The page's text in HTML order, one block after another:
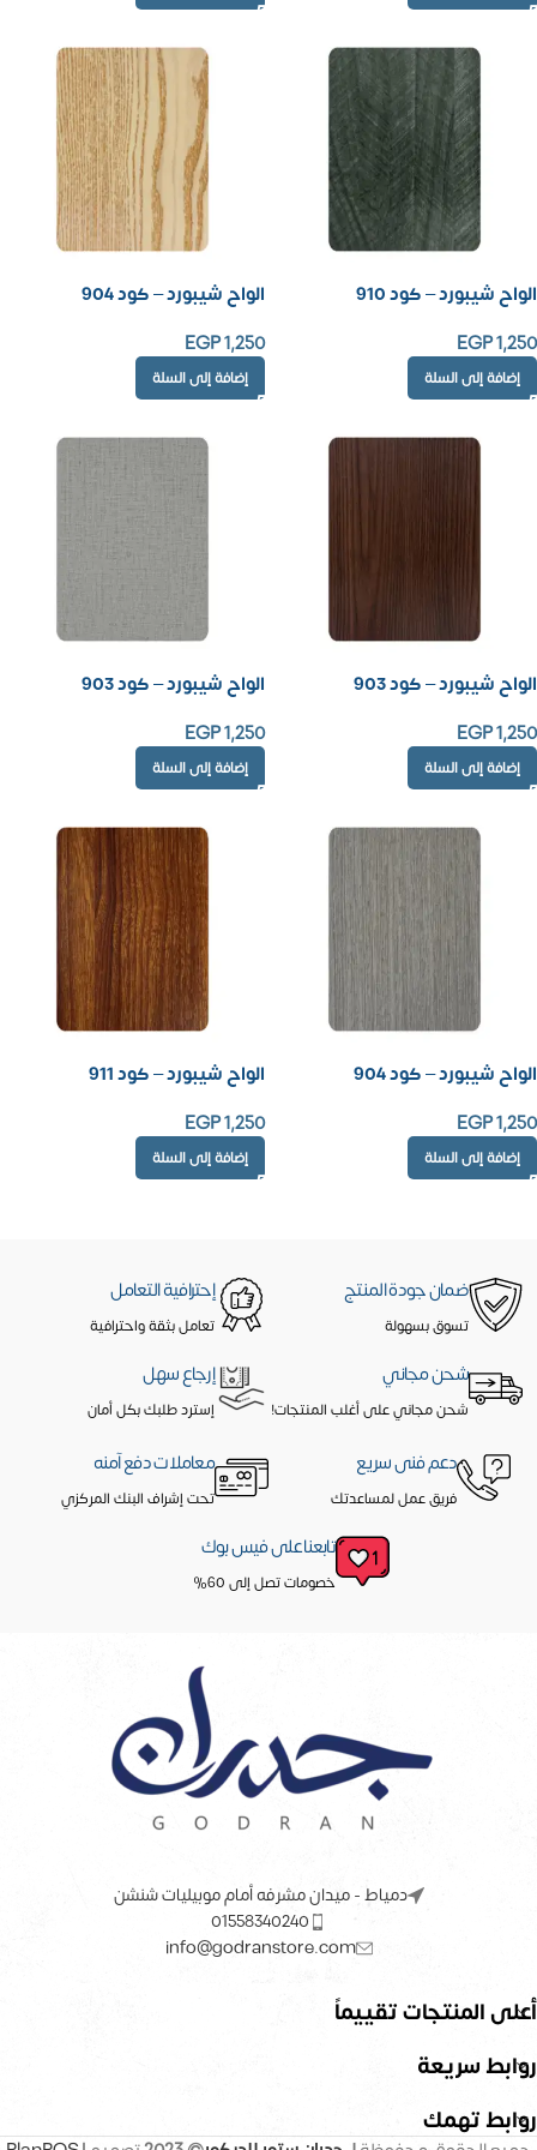
الواح شيبورد – كود 910
EGP1,250
إضافة إلى السلة
الواح شيبورد – كود 904
EGP1,250
إضافة إلى السلة
الواح شيبورد – كود 903
EGP1,250
إضافة إلى السلة
الواح شيبورد – كود 903
EGP1,250
إضافة إلى السلة
الواح شيبورد – كود 904
EGP1,250
إضافة إلى السلة
الواح شيبورد – كود 911
EGP1,250
إضافة إلى السلة
ضمان جودة المنتج
تسوق بسهولة
إحترافية التعامل
تعامل بثقة واحترافية
شحن مجاني
شحن مجاني على أغلب المنتجات!
إرجاع سهل
إسترد طلبك بكل أمان
دعم فنى سريع
فريق عمل لمساعدتك
معاملات دفع آمنه
تحت إشراف البنك المركزي
تابعنا على فيس بوك
خصومات تصل إلى 60%
دمياط - ميدان مشرفه أمام موبيليات شنشن
01558340240
info@godranstore.com
أعلى المنتجات تقييماً
روابط سريعة
روابط تهمك